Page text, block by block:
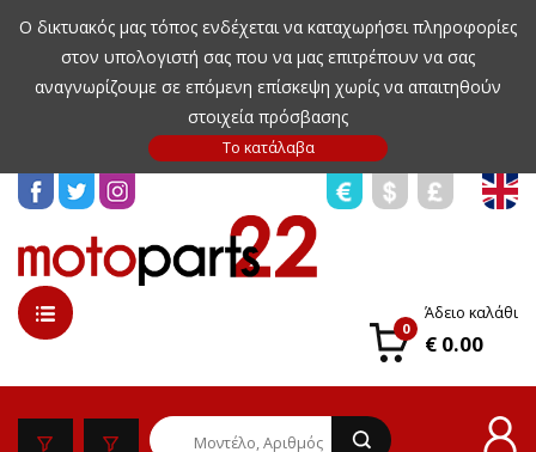
Ο δικτυακός μας τόπος ενδέχεται να καταχωρήσει πληροφορίες
στον υπολογιστή σας που να μας επιτρέπουν να σας
αναγνωρίζουμε σε επόμενη επίσκεψη χωρίς να απαιτηθούν
στοιχεία πρόσβασης
0
Άδειο καλάθι
€ 0.00